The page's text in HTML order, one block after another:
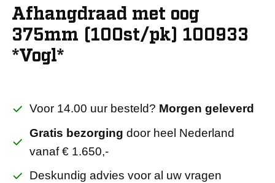
Afhangdraad met oog
375mm (100st/pk) 100933
*Vogl*
Voor 14.00 uur besteld? Morgen geleverd
Gratis bezorging door heel Nederland
vanaf € 1.650,-
Deskundig advies voor al uw vragen